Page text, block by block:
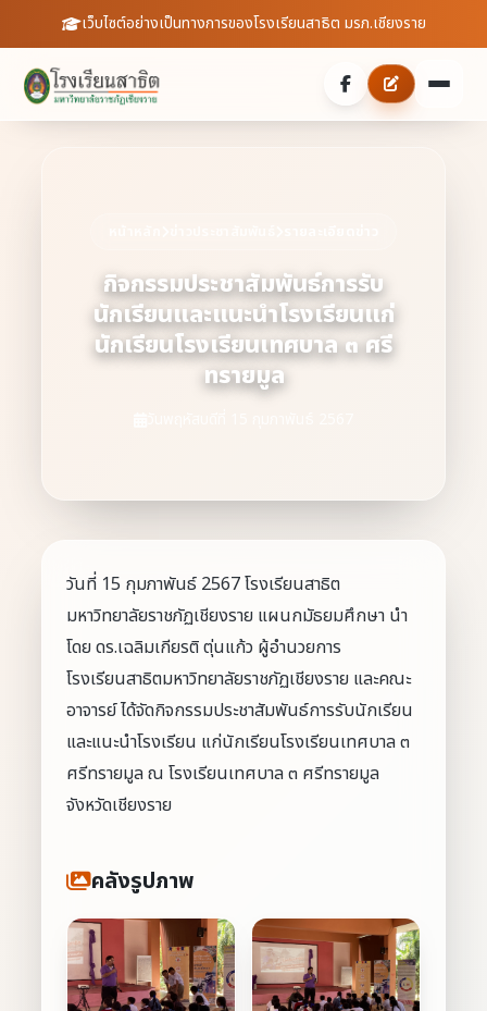
เว็บไซต์อย่างเป็นทางการของโรงเรียนสาธิต มรภ.เชียงราย
ประวัติความเป็นมา
บุคลากร
สถิตินักเรียน
ประชาสัมพันธ์
ข่าวสารจากโรงเรียน
สายตรงผู้อำนวยการ
กิจกรรมประชาสัมพันธ์การรับ
นักเรียนและแนะนำโรงเรียนแก่
นักเรียนโรงเรียนเทศบาล ๓ ศรี
ทรายมูล
วันที่ 15 กุมภาพันธ์ 2567 โรงเรียนสาธิต
มหาวิทยาลัยราชภัฏเชียงราย แผนกมัธยมศึกษา นำ
โดย ดร.เฉลิมเกียรติ ตุ่นแก้ว ผู้อำนวยการ
โรงเรียนสาธิตมหาวิทยาลัยราชภัฏเชียงราย และคณะ
อาจารย์ ได้จัดกิจกรรมประชาสัมพันธ์การรับนักเรียน
และแนะนำโรงเรียน แก่นักเรียนโรงเรียนเทศบาล ๓
ศรีทรายมูล ณ โรงเรียนเทศบาล ๓ ศรีทรายมูล
จังหวัดเชียงราย
คลังรูปภาพ